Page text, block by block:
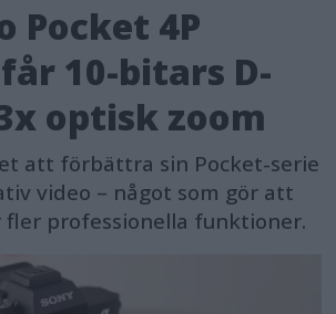
Pocket 4P
10-bitars D-
optisk zoom
att förbättra sin Pocket-serie
video – något som gör att
professionella funktioner.